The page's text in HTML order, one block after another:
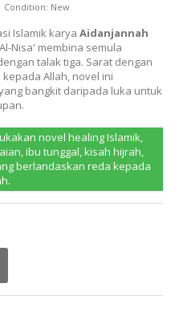
Condition: New
Islamik karya Aidanjannah
Nisa' membina semula
talak tiga. Sarat dengan
Allah, novel ini
bangkit daripada luka untuk
novel healing Islamik,
ibu tunggal, kisah hijrah,
berlandaskan reda kepada